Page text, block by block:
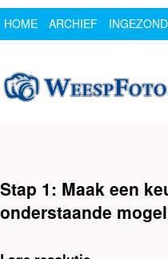
HOME ARCHIEF
Stap 1: Maak een
onderstaande